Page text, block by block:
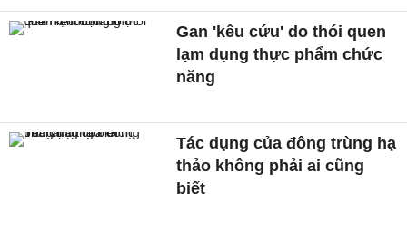
Gan 'kêu cứu' do thói quen
lạm dụng thực phẩm chức
năng
Tác dụng của đông trùng hạ
thảo không phải ai cũng
biết